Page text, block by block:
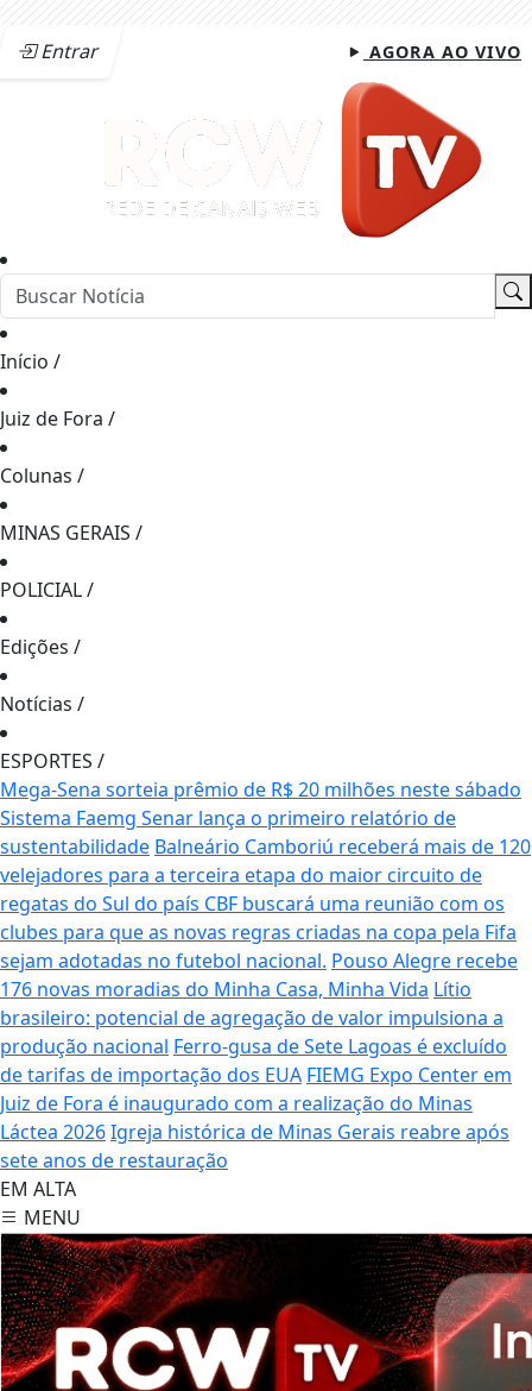
Entrar AGORA AO VIVO
Início /
Juiz de Fora /
Colunas /
MINAS GERAIS /
POLICIAL/
Edições /
Notícias /
ESPORTES /
Mega-Sena sorteia prêmio de R$ 20 milhões neste sábado
Sistema Faemg Senar lança o primeiro relatório de
sustentabilidade Balneário Camboriú receberá mais de 120
velejadores para a terceira etapa do maior circuito de
regatas do Sul do país CBF buscará uma reunião com os
clubes para que as novas regras criadas na copa pela Fifa
sejam adotadas no futebol nacional. Pouso Alegre recebe
176 novas moradias do Minha Casa, Minha Vida Lítio
brasileiro: potencial de agregação de valor impulsiona a
produção nacional Ferro-gusa de Sete Lagoas é excluído
de tarifas de importação dos EUA FIEMG Expo Center em
Juiz de Fora é inaugurado com a realização do Minas
Láctea 2026Igreja histórica de Minas Gerais reabre após
sete anos de restauração
EM ALTA
MENU